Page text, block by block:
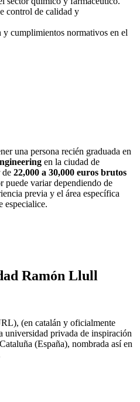
control de calidad y
y cumplimientos normativos en el
una persona recién graduada en
en la ciudad de
de 22,000 a 30,000 euros brutos
puede variar dependiendo de
previa y el área específica
especialice.
Ramón Llull
(en catalán y oficialmente
privada de inspiración
(España), nombrada así en